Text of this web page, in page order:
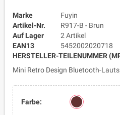
Marke
Fuyin
Artikel-Nr.
R917-B - Brun
Auf Lager
2 Artikel
EAN13
5452002020718
HERSTELLER-TEILENUMMER
Mini Retro Design Bluetooth-
Farbe: